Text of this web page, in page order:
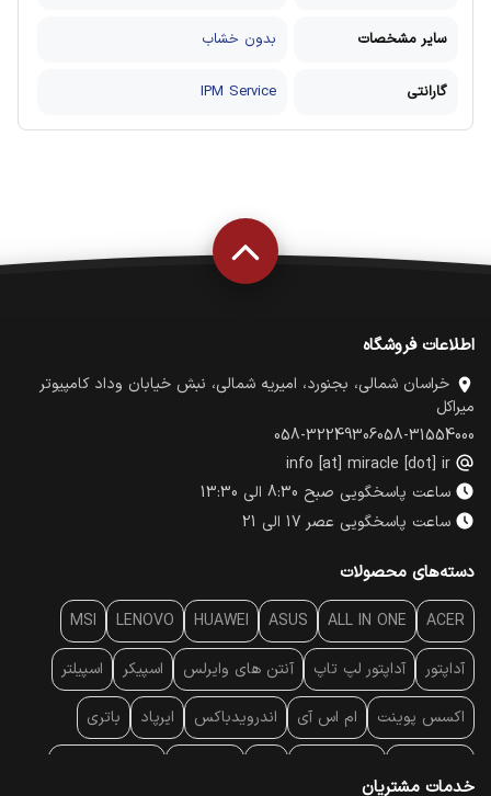
سایر مشخصات بدون خشاب
گارانتی IPM Service
اطلاعات فروشگاه
خراسان شمالی، بجنورد، امیریه شمالی، نبش خیابان وداد کامپیوتر
میراکل
058-31554000
058-32249306
info [at] miracle [dot] ir
ساعت پاسخگویی صبح 8:30 الی 13:30
ساعت پاسخگویی عصر 17 الی 21
دسته‌های محصولات
ACER
ALL IN ONE
ASUS
HUAWEI
LENOVO
MSI
آداپتور آداپتور لپ تاپ آنتن‌ های وایرلس اسپیکر اسپیلتر
اکسس پوینت ام اس آی اندرویدباکس ایرپاد باتری
خدمات مشتریان